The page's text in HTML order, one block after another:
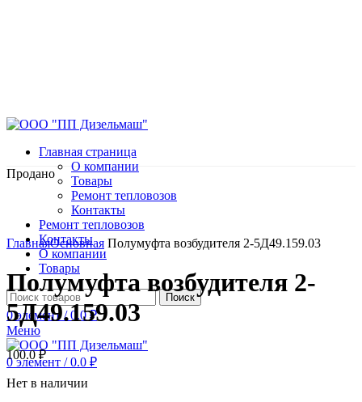
Главная страница
О компании
Товары
Ремонт тепловозов
Контакты
Ремонт тепловозов
Контакты
О компании
Товары
Поиск
0элемент / 0.0₽
Меню
0элемент / 0.0 ₽
Продано
Нажмите, чтобы увеличить
ГлавнаяОсновная Полумуфта возбудителя 2-5Д49.159.03
Полумуфта возбудителя 2-
5Д49.159.03
100.0₽
Нет в наличии